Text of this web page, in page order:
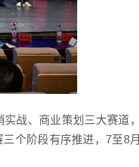
战、商业策划三大赛道，
个阶段有序推进，7至8月